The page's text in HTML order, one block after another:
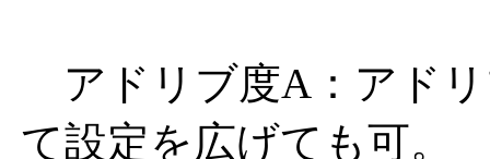
アドリブ度A：アド
て設定を広げても可。